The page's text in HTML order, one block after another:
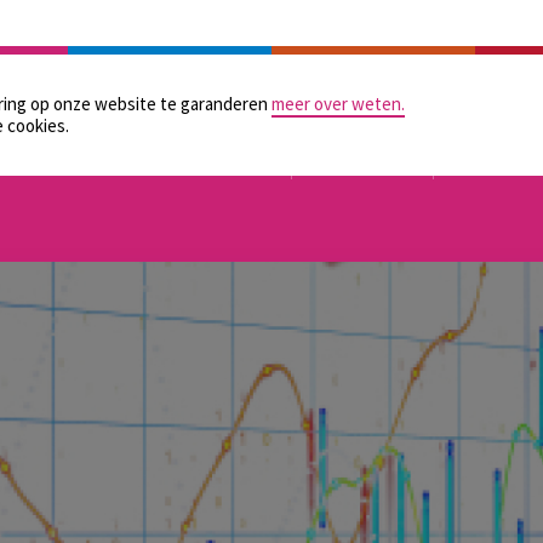
op onze website te garanderen meer over weten.
cookies.